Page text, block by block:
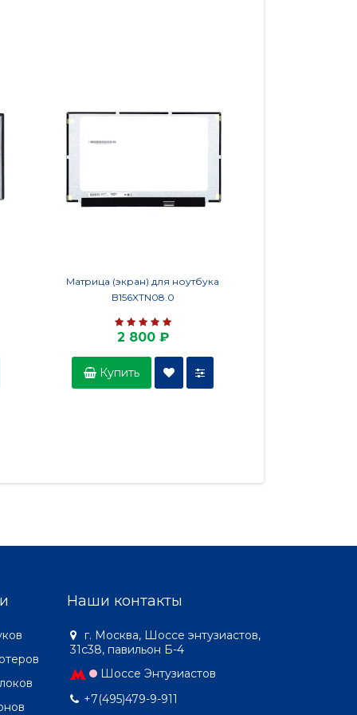
Матрица (экран) для ноутбука
B156XTN08.0
2 800 ₽
Купить
Наши контакты
г. Москва, Шоссе энтузиастов,
31с38, павильон Б-4
Шоссе Энтузиастов
+7(495)479-9-911